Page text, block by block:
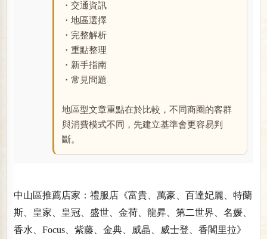
・交通資訊
・地區選擇
・完整解析
・重點整理
・新手指南
・常見問題
地區型文章重點在於比較，不同商圈的客群
與消費模式不同，先建立基準會更容易判
斷。
中山區推薦店家：禮服店《富貴、萬豪、百達妃麗、特蘭
斯、皇家、皇冠、盛世、金荷、龍昇、第二世界、名媛、
香水、Focus、紫藤、金典、威晶、威士登、香閣里拉》